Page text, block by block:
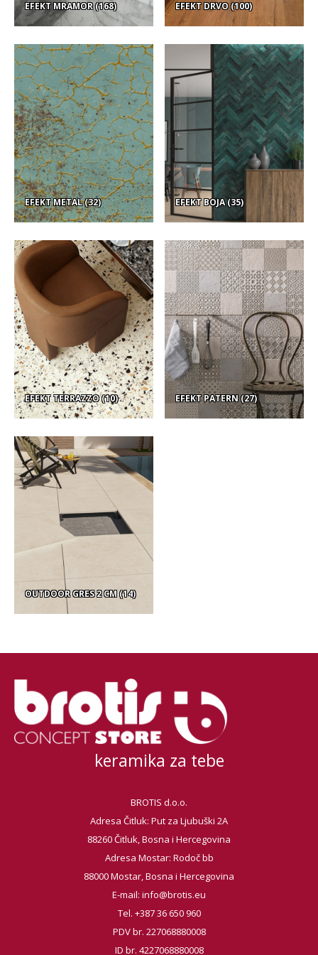
EFEKT MRAMOR(168) EFEKT DRVO(100)
EFEKT METAL(32) EFEKT BOJA(35)
EFEKT TERRAZZO(10) EFEKT PATERN(27)
OUTDOOR GRES 2 CM(14)
keramika za tebe
BROTIS d.o.o.
Adresa Čitluk: Put za Ljubuški 2A
88260 Čitluk, Bosna i Hercegovina
Adresa Mostar: Rodoč bb
88000 Mostar, Bosna i Hercegovina
E-mail: info@brotis.eu
Tel. +387 36 650 960
PDV br. 227068880008
ID br. 4227068880008